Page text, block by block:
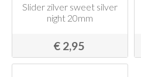
Slider zilver sweet silver
night 20mm
€ 2,95